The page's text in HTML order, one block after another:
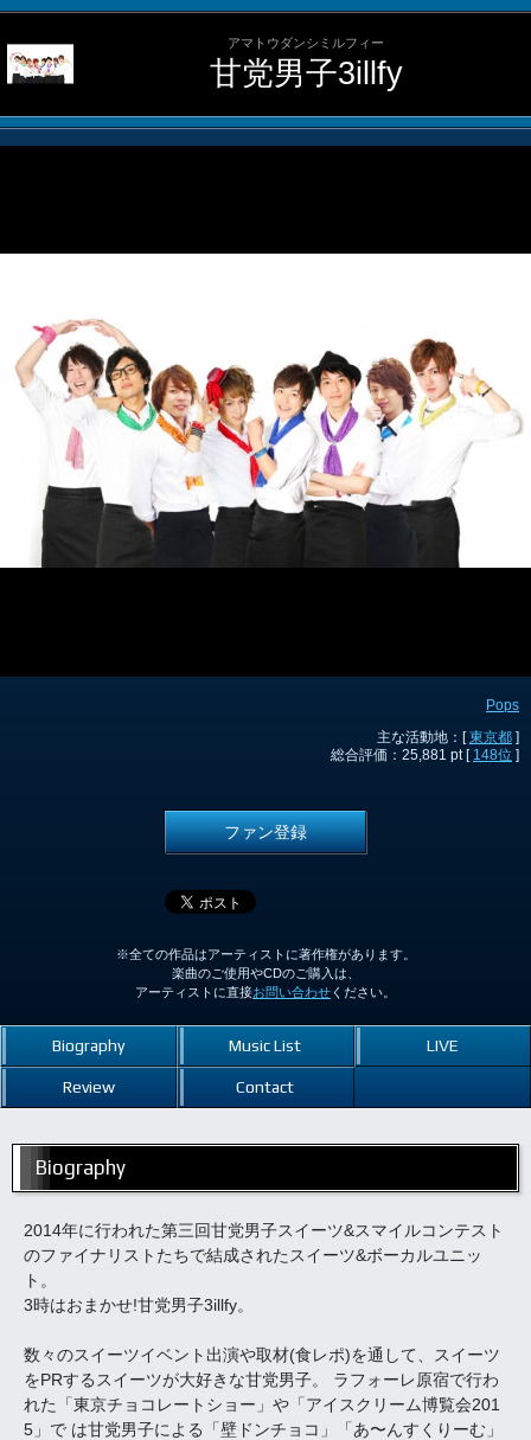
アマトウダンシミルフィー
甘党男子3illfy
Pops
主な活動地：[東京都 ]
総合評価：25,881 pt [ 148位 ]
ファン登録
※全ての作品はアーティストに著作権があります。
楽曲のご使用やCDのご購入は、
アーティストに直接お問い合わせ ください。
Biography Music List LIVE
Review Contact
Biography
2014年に行われた第三回甘党男子スイーツ&スマイルコンテスト
のファイナリストたちで結成されたスイーツ&ボーカルユニッ
ト。
3時はおまかせ!甘党男子3illfy。
数々のスイーツイベント出演や取材(食レポ)を通して、スイーツ
をPRするスイーツが大好きな甘党男子。 ラフォーレ原宿で行わ
れた「東京チョコレートショー」や「アイスクリーム博覧会201
5」で は甘党男子による「壁ドンチョコ」「あ〜んすくりーむ」